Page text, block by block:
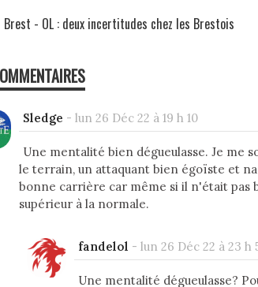
Brest - OL : deux incertitudes chez les Brestois
Sledge - lun 26 Déc 22 à 19 h 10
Une mentalité bien dégueulasse. Je me
le terrain, un attaquant bien égoïste et
bonne carrière car même si il n'était pas
supérieur à la normale.
fandelol - lun 26 Déc 22 à 23 h
Une mentalité dégueulasse?